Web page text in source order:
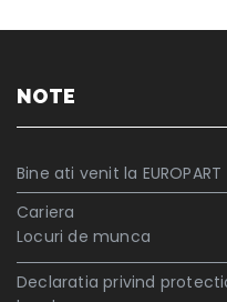
NOTE
Bine ati venit la EUROPART
Cariera
Locuri de munca
Declaratia privind